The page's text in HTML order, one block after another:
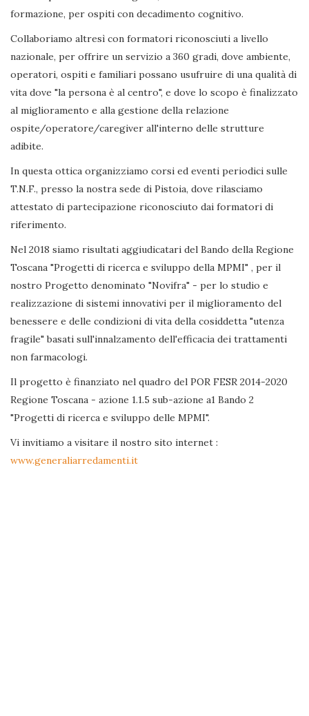
formazione, per ospiti con decadimento cognitivo.
Collaboriamo altresì con formatori riconosciuti a livello
nazionale, per offrire un servizio a 360 gradi, dove ambiente,
operatori, ospiti e familiari possano usufruire di una qualità di
vita dove "la persona è al centro", e dove lo scopo è finalizzato
al miglioramento e alla gestione della relazione
ospite/operatore/caregiver all'interno delle strutture
adibite.
In questa ottica organizziamo corsi ed eventi periodici sulle
T.N.F., presso la nostra sede di Pistoia, dove rilasciamo
attestato di partecipazione riconosciuto dai formatori di
riferimento.
Nel 2018 siamo risultati aggiudicatari del Bando della Regione
Toscana "Progetti di ricerca e sviluppo della MPMI" , per il
nostro Progetto denominato "Novifra" - per lo studio e
realizzazione di sistemi innovativi per il miglioramento del
benessere e delle condizioni di vita della cosiddetta "utenza
fragile" basati sull'innalzamento dell'efficacia dei trattamenti
non farmacologi.
Il progetto è finanziato nel quadro del POR FESR 2014-2020
Regione Toscana - azione 1.1.5 sub-azione a1 Bando 2
"Progetti di ricerca e sviluppo delle MPMI".
Vi invitiamo a visitare il nostro sito internet :
www.generaliarredamenti.it